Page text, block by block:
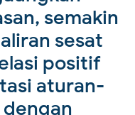
semakin
sesat
positif
aturan-